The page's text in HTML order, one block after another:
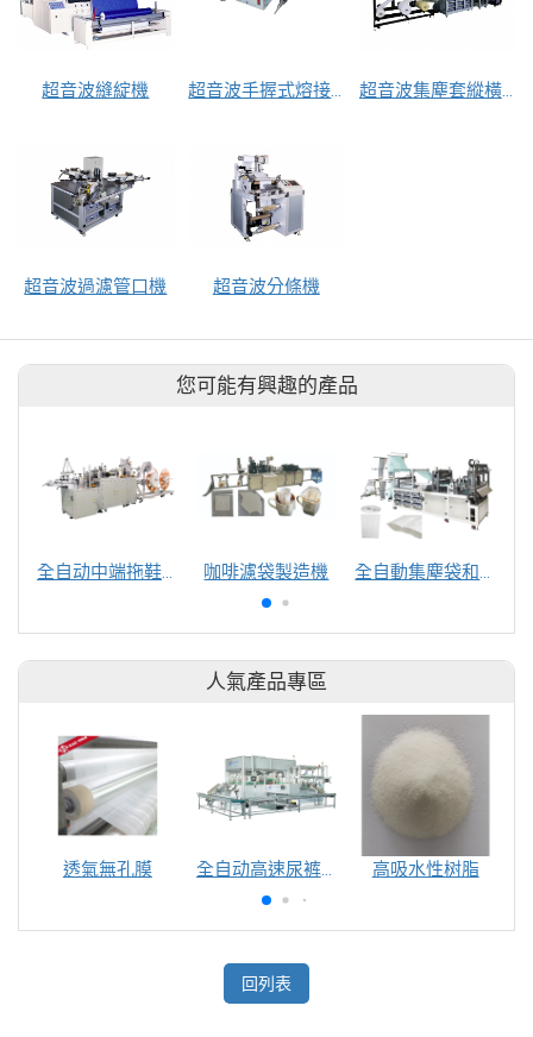
超音波縫綻機 超音波手握式熔接機 超音波集塵套縱橫切專用機
超音波過濾管口機 超音波分條機
您可能有興趣的產品
全自动中端拖鞋機 咖啡濾袋製造機 全自動集塵袋和梯型鑽石隔條集塵袋生產製造機
人氣產品專區
透氣無孔膜 全自动高速尿裤包装机（自动换号） 高吸水性树脂
回列表